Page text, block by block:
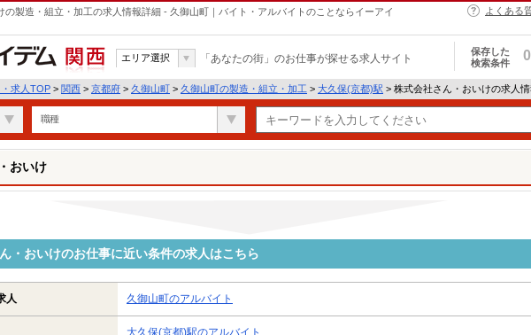
の製造・組立・加工の求人情報詳細 - 久御山町｜バイト・アルバイトのことならイーアイ
よくある
関西
エリア選択 「あなたの街」のお仕事が探せる求人サイト
保存した
検索条件
0
求人TOP > 関西 > 京都府 > 久御山町 > 久御山町の製造・組立・加工 > 大久保(京都)駅 > 株式会社さん・おいけの求人
職種
おいけ
・おいけのお仕事に近い条件の求人はこちら
人 久御山町のアルバイト
大久保(京都)駅のアルバイト